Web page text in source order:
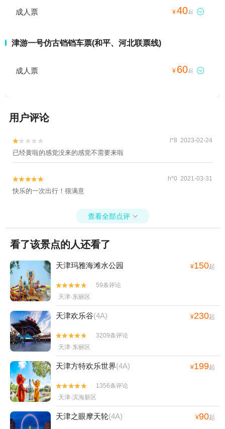
成人票 ¥40起 
津游一号仿古铛铛车票(和平、河北联票线)
成人票 ¥ 60起 
用户评论

 l*8 2023-02-24
已经黄啦的感觉没来的感觉不需要来啦

 h*0 2021-03-31
快乐的一次出行！很满意
查看全部点评 
看了该景点的人还看了
天津玛雅海滩水公园 ¥150起


59条评论
天津·东丽区
天津欢乐谷(4A) ¥230起


3209条评论
天津·东丽区
天津方特欢乐世界(4A) ¥199起


1356条评论
天津·滨海新区
天津之眼摩天轮(4A) ¥90起